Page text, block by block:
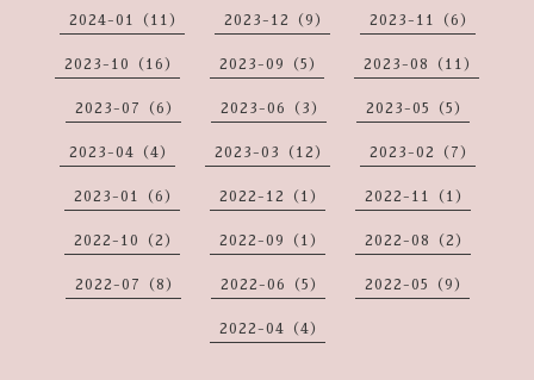
2024-01（11） 2023-12（9） 2023-11（6）
2023-10（16） 2023-09（5） 2023-08（11）
2023-07（6） 2023-06（3） 2023-05（5）
2023-04（4） 2023-03（12） 2023-02（7）
2023-01（6） 2022-12（1） 2022-11（1）
2022-10（2） 2022-09（1） 2022-08（2）
2022-07（8） 2022-06（5） 2022-05（9）
2022-04（4）